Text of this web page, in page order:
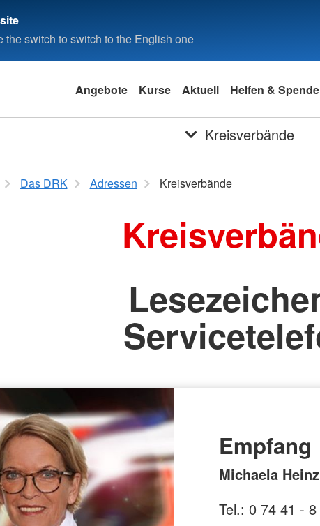
the switch to switch to the English one
Angebote Kurse Aktuell Helfen &
Kreisverbände
Das DRK Adressen Kreisverbände
Empfang
Michaela Heinz
Tel.: 0 74 41 -